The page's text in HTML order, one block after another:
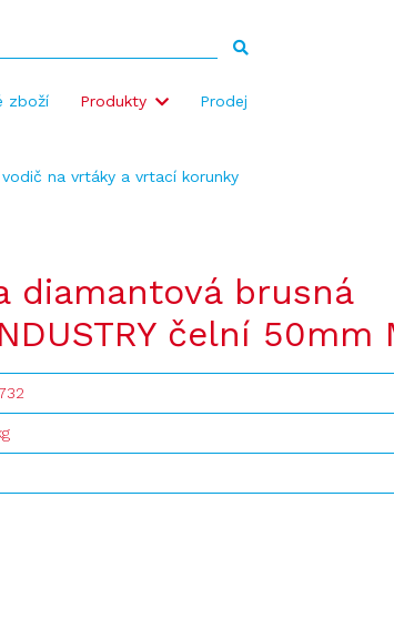
zboží Produkty Prodej
na vrtáky a vrtací korunky
diamantová brusná
čelní 50mm